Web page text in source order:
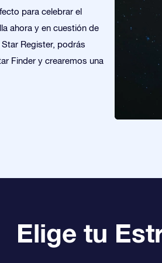
para celebrar el
ahora y en cuestión de
Register, podrás
Finder y crearemos una
Elige tu